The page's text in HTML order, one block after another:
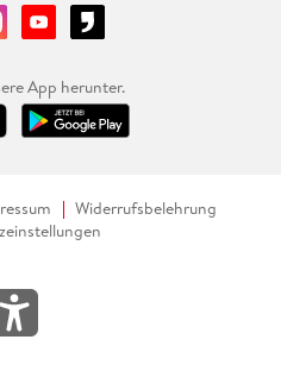
App herunter.
Widerrufsbelehrung